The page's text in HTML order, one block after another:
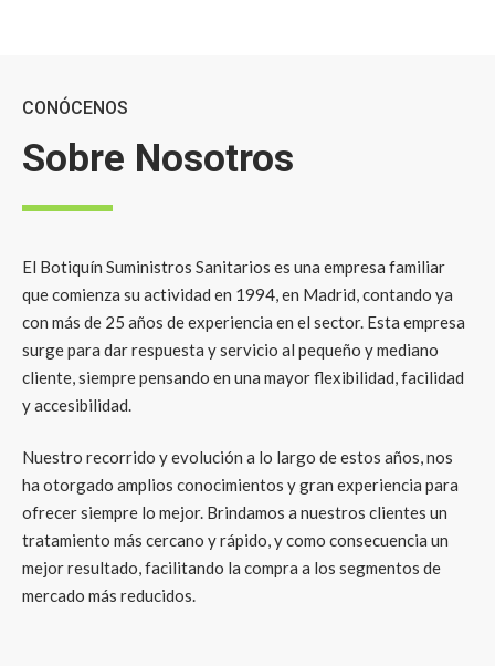
CONÓCENOS
Sobre Nosotros
El Botiquín Suministros Sanitarios es una empresa familiar
que comienza su actividad en 1994, en Madrid, contando ya
con más de 25 años de experiencia en el sector. Esta empresa
surge para dar respuesta y servicio al pequeño y mediano
cliente, siempre pensando en una mayor flexibilidad, facilidad
y accesibilidad.
Nuestro recorrido y evolución a lo largo de estos años, nos
ha otorgado amplios conocimientos y gran experiencia para
ofrecer siempre lo mejor. Brindamos a nuestros clientes un
tratamiento más cercano y rápido, y como consecuencia un
mejor resultado, facilitando la compra a los segmentos de
mercado más reducidos.